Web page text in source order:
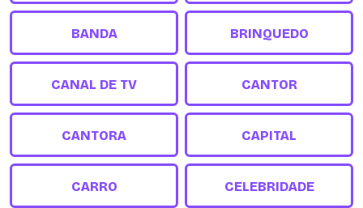
BANDA BRINQUEDO
CANAL DE TV CANTOR
CANTORA CAPITAL
CARRO CELEBRIDADE